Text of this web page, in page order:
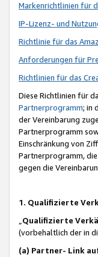
Markenrichtlinien für
IP-Lizenz- und
Richtlinie für das
Anforderungen für
Richtlinien für das
Diese Richtlinien für
Partnerprogramm; in
der Vereinbarung
Partnerprogramm
Einschränkung von
Partnerprogramm,
gegen die
1. Qualifizierte
Qualifizierte
(vorbehaltlich der in
(a) Partner- Link